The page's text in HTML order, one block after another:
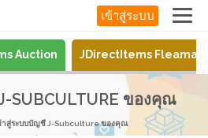
เข้าสู่ระบบ
Auction JDirectItems
SUBCULTURE ของคุณ
าสู่ระบบบัญชี J-Subculture ของคุณ